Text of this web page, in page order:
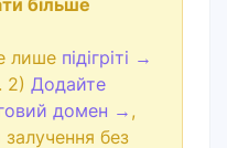
лише підігріті →
2) Додайте
домен → ,
без